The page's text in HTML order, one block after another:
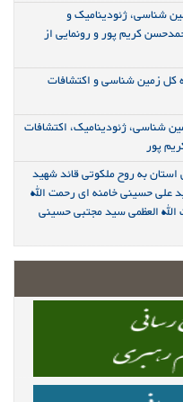
شناسی، ژئودینامیک و
کریم پور و رونمایی از
کل زمین شناسی و اکتشافات
شناسی، ژئودینامیک، اکتشافات
پور
استان به روح ملکوتی قائد شهید
علی حسینی خامنه ای رحمت الله
العظمی سید مجتبی حسینی